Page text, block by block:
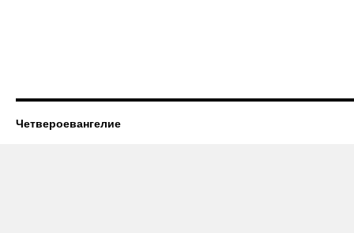
Четвероевангелие